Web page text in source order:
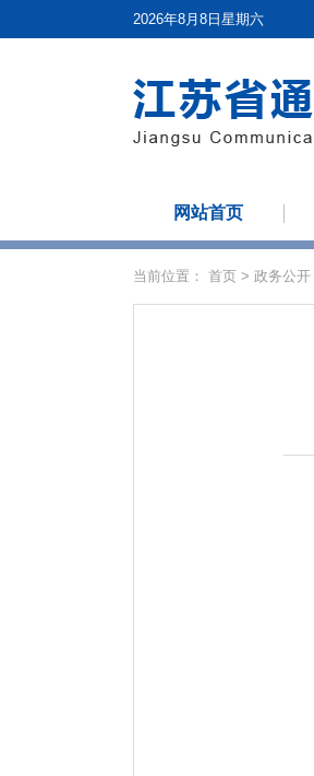
2026年8月8日星期六
网站首页
当前位置： 首页 > 政务公开